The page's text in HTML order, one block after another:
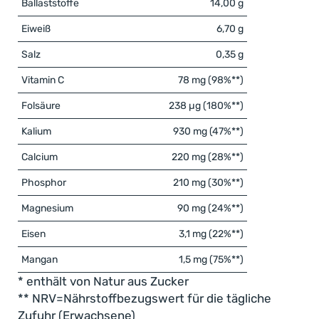
58 % aus gefriergetrocknetem Erdbeerpulver
und bringt Sommer pur auf deinen Löffel –
an Ballaststoffen, Vitamin C, Folsäure und
Mangan
Vitamin C und Folat tragen zu einer normalen
Funktion des Immunsystems bei. Mangan trägt
dazu bei, die Zellen vor oxidativem Stress zu
schützen.
Ballaststoffe 14,00 g
Eiweiß 6,70 g
Salz 0,35 g
Vitamin C 78 mg (98%**)
Folsäure 238 µg (180%**)
Kalium 930 mg (47%**)
Calcium 220 mg (28%**)
Phosphor 210 mg (30%**)
Magnesium 90 mg (24%**)
Eisen 3,1 mg (22%**)
Mangan 1,5 mg (75%**)
* enthält von Natur aus Zucker
** NRV=Nährstoffbezugswert für die tägliche
Zufuhr (Erwachsene)